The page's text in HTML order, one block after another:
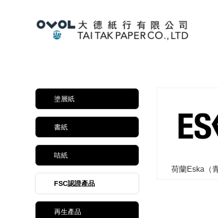
荷蘭Eska（
塗層紙
書紙
咭紙
FSC認證產品
再生產品